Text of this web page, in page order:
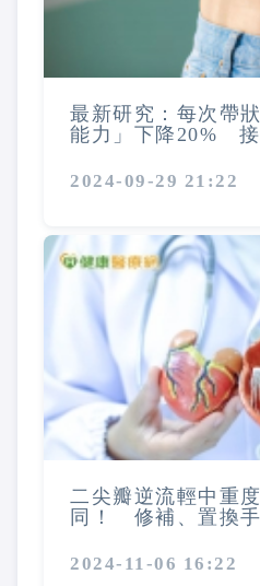
最新研究：每次帶
能力」下降20% 接
2024-09-29 21:22
二尖瓣逆流輕中重
同！ 修補、置換
2024-11-06 16:22